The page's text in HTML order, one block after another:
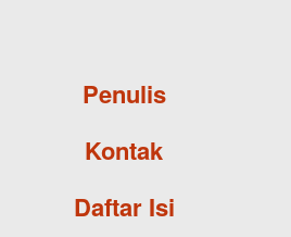
Penulis
Kontak
Daftar Isi